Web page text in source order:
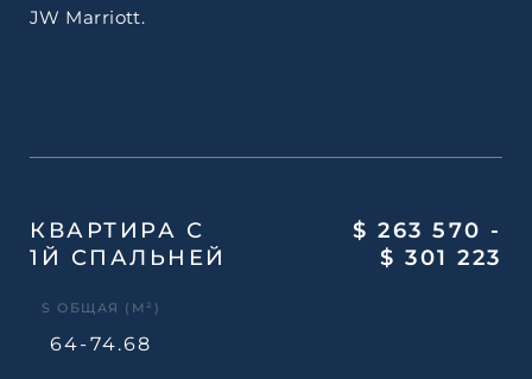
JW Marriott.
КВАРТИРА С
1Й СПАЛЬНЕЙ
S ОБЩАЯ (М²)
64-74.68
$ 263 570 -
$ 301 223